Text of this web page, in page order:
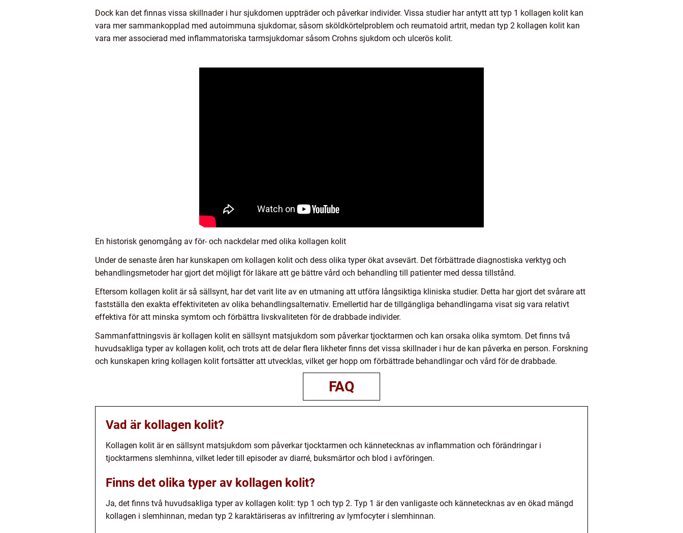
Dock kan det finnas vissa skillnader i hur sjukdomen uppträder och påverkar individer. Vissa studier har antytt att typ 1 kollagen kolit kan
vara mer sammankopplad med autoimmuna sjukdomar, såsom sköldkörtelproblem och reumatoid artrit, medan typ 2 kollagen kolit kan
vara mer associerad med inflammatoriska tarmsjukdomar såsom Crohns sjukdom och ulcerös kolit.
En historisk genomgång av för- och nackdelar med olika kollagen kolit
Under de senaste åren har kunskapen om kollagen kolit och dess olika typer ökat avsevärt. Det förbättrade diagnostiska verktyg och
behandlingsmetoder har gjort det möjligt för läkare att ge bättre vård och behandling till patienter med dessa tillstånd.
Eftersom kollagen kolit är så sällsynt, har det varit lite av en utmaning att utföra långsiktiga kliniska studier. Detta har gjort det svårare att
fastställa den exakta effektiviteten av olika behandlingsalternativ. Emellertid har de tillgängliga behandlingarna visat sig vara relativt
effektiva för att minska symtom och förbättra livskvaliteten för de drabbade individer.
Sammanfattningsvis är kollagen kolit en sällsynt matsjukdom som påverkar tjocktarmen och kan orsaka olika symtom. Det finns två
huvudsakliga typer av kollagen kolit, och trots att de delar flera likheter finns det vissa skillnader i hur de kan påverka en person. Forskning
och kunskapen kring kollagen kolit fortsätter att utvecklas, vilket ger hopp om förbättrade behandlingar och vård för de drabbade.
FAQ
Vad är kollagen kolit?
Kollagen kolit är en sällsynt matsjukdom som påverkar tjocktarmen och kännetecknas av inflammation och förändringar i
tjocktarmens slemhinna, vilket leder till episoder av diarré, buksmärtor och blod i avföringen.
Finns det olika typer av kollagen kolit?
Ja, det finns två huvudsakliga typer av kollagen kolit: typ 1 och typ 2. Typ 1 är den vanligaste och kännetecknas av en ökad mängd
kollagen i slemhinnan, medan typ 2 karaktäriseras av infiltrering av lymfocyter i slemhinnan.